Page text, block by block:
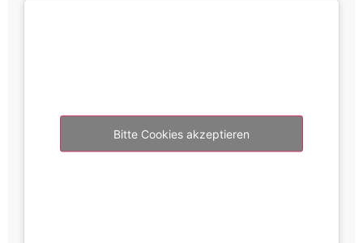
Bitte Cookies akzeptieren